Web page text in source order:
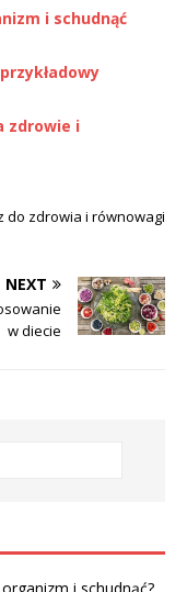
i schudnąć
zdrowie i
do zdrowia i równowagi
NEXT
w diecie
i schudnąć?